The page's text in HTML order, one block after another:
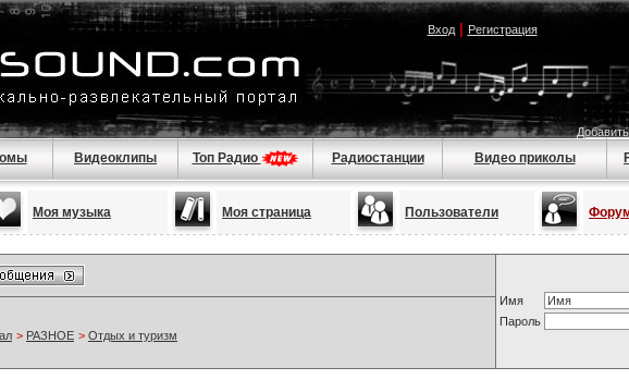
Вход| Регистрация
Видеоклипы Топ Радио Радиостанции Видео приколы
Моя музыка Моя страница Пользователи
Имя
Пароль
> РАЗНОЕ > Отдых и туризм